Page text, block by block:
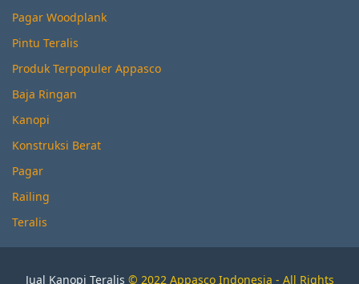
Pagar Woodplank
Pintu Teralis
Produk Terpopuler Appasco
Baja Ringan
Kanopi
Konstruksi Berat
Pagar
Railing
Teralis
Jual Kanopi Teralis © 2022 Appasco Indonesia - All Rights